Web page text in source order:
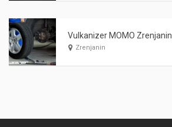
Vulkanizer MOMO Zrenjanin
Zrenjanin